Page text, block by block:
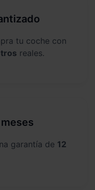
tu coche con
reales.
garantía de 12